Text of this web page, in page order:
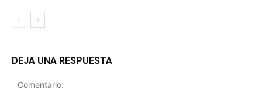
DEJA UNA RESPUESTA